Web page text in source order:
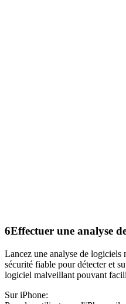
6Effectuer une analyse
Lancez une analyse de
sécurité fiable pour détecter et
logiciel malveillant pouvant
Sur iPhone: